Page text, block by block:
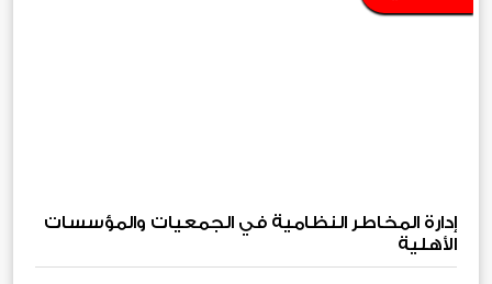
إدارة المخاطر النظامية في الجمعيات والمؤسسات
الأهلية